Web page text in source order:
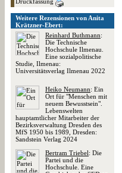
Weitere Rezensionen von Anita
Krätzner-Ebert:
Reinhard Buthmann:
Die Technische
Hochschule Ilmenau.
Eine sozialpolitische
Studie, Ilmenau:
Universitätsverlag Ilmenau 2022
Heiko Neumann: Ein
Ort für "Menschen mit
neuem Bewusstsein".
Lebenswelten
hauptamtlicher Mitarbeiter der
Bezirksverwaltung Dresden des
MfS 1950 bis 1989, Dresden:
Sandstein Verlag 2024
Bertram Triebel: Die
Partei und die
Hochschule. Eine